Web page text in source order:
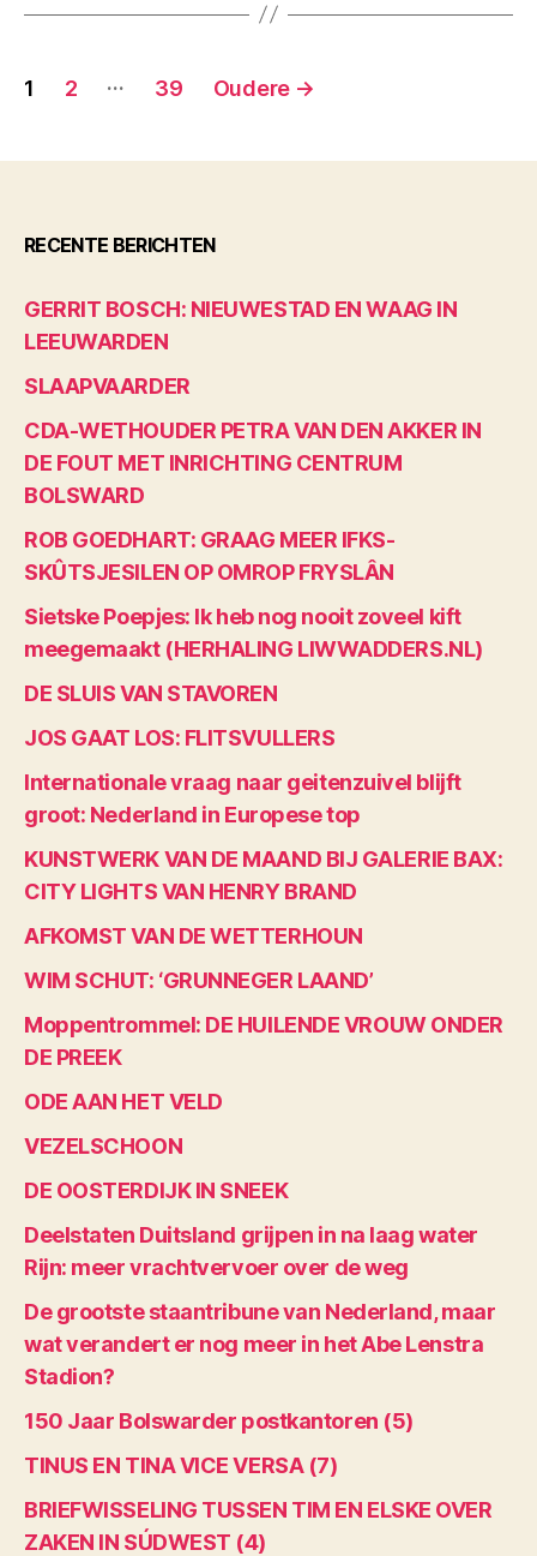
Berichten
1 2 … 39 Oudere →
RECENTE BERICHTEN
GERRIT BOSCH: NIEUWESTAD EN WAAG IN
LEEUWARDEN
SLAAPVAARDER
CDA-WETHOUDER PETRA VAN DEN AKKER IN
DE FOUT MET INRICHTING CENTRUM
BOLSWARD
ROB GOEDHART: GRAAG MEER IFKS-
SKÛTSJESILEN OP OMROP FRYSLÂN
Sietske Poepjes: Ik heb nog nooit zoveel kift
meegemaakt (HERHALING LIWWADDERS.NL)
DE SLUIS VAN STAVOREN
JOS GAAT LOS: FLITSVULLERS
Internationale vraag naar geitenzuivel blijft
groot: Nederland in Europese top
KUNSTWERK VAN DE MAAND BIJ GALERIE BAX:
CITY LIGHTS VAN HENRY BRAND
AFKOMST VAN DE WETTERHOUN
WIM SCHUT: ‘GRUNNEGER LAAND’
Moppentrommel: DE HUILENDE VROUW ONDER
DE PREEK
ODE AAN HET VELD
VEZELSCHOON
DE OOSTERDIJK IN SNEEK
Deelstaten Duitsland grijpen in na laag water
Rijn: meer vrachtvervoer over de weg
De grootste staantribune van Nederland, maar
wat verandert er nog meer in het Abe Lenstra
Stadion?
150 Jaar Bolswarder postkantoren (5)
TINUS EN TINA VICE VERSA (7)
BRIEFWISSELING TUSSEN TIM EN ELSKE OVER
ZAKEN IN SÚDWEST (4)